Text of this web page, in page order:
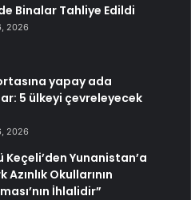
Binalar Tahliye Edildi
2026
yapay ada
5 ülkeyi çevreleyecek
2026
Keçeli’den Yunanistan’a
Okullarının
İhlalidir”